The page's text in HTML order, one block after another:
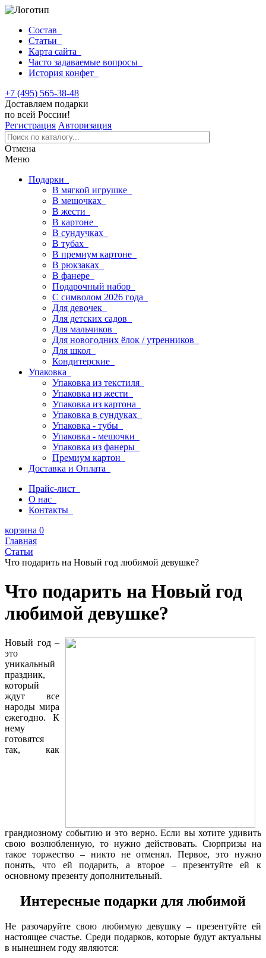
Состав
Статьи
Карта сайта
Часто задаваемые вопросы
История конфет
+7 (495) 565-38-48
Доставляем подарки
по всей России!
Регистрация Авторизация
Отмена
Меню
Подарки
В мягкой игрушке
В мешочках
В жести
В картоне
В сундучках
В тубах
В премиум картоне
В рюкзаках
В фанере
Подарочный набор
С символом 2026 года
Для девочек
Для детских садов
Для мальчиков
Для новогодних ёлок / утренников
Для школ
Кондитерские
Упаковка
Упаковка из текстиля
Упаковка из жести
Упаковка из картона
Упаковка в сундуках
Упаковка - тубы
Упаковка - мешочки
Упаковка из фанеры
Премиум картон
Доставка и Оплата
Прайс-лист
О нас
Контакты
корзина 0
Главная
Статьи
Что подарить на Новый год любимой девушке?
Что подарить на Новый год
любимой девушке?
Новый год –
это
уникальный
праздник,
который
ждут все
народы мира
ежегодно. К
нему
готовятся
так, как
грандиозному событию и это верно. Если вы хотите удивить
свою возлюбленную, то нужно действовать. Сюрпризы на
такое торжество – никто не отменял. Первое, это нужно
понять, что ей подарить, а второе – презентуйте ей к
основному презенту дополнительный.
Интересные подарки для любимой
Не разочаруйте свою любимую девушку – презентуйте ей
настоящее счастье. Среди подарков, которые будут актуальны
в нынешнем году являются: